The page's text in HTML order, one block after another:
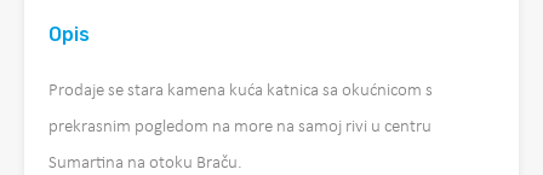
Opis
Prodaje se stara kamena kuća katnica sa okućnicom s
prekrasnim pogledom na more na samoj rivi u centru
Sumartina na otoku Braču.